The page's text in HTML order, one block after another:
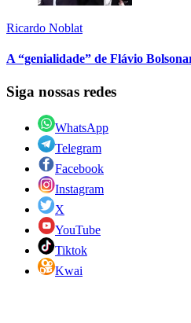
Ricardo Noblat
A “genialidade” de Flávio
Siga nossas redes
WhatsApp
Telegram
Facebook
Instagram
X
YouTube
Tiktok
Kwai